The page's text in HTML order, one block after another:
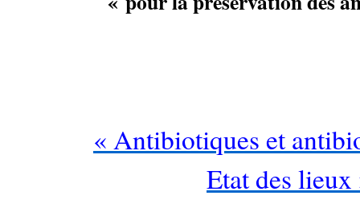
« Antibiotiques et
Etat des lieux